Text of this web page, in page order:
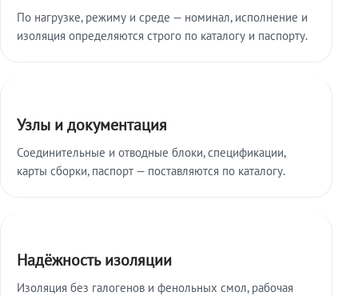
По нагрузке, режиму и среде — номинал, исполнение и
изоляция определяются строго по каталогу и паспорту.
Узлы и документация
Соединительные и отводные блоки, спецификации,
карты сборки, паспорт — поставляются по каталогу.
Надёжность изоляции
Изоляция без галогенов и фенольных смол, рабочая